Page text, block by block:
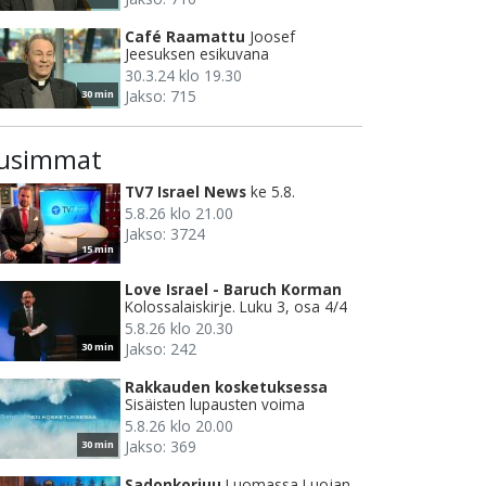
30 min
Café Raamattu Joosef
Jeesuksen esikuvana
30.3.24 klo 19.30
Jakso: 715
15 min
TV7 Israel News ke 5.8.
5.8.26 klo 21.00
Jakso: 3724
30 min
Love Israel - Baruch Korman
Kolossalaiskirje. Luku 3, osa 4/4
5.8.26 klo 20.30
Jakso: 242
30 min
Rakkauden kosketuksessa
Sisäisten lupausten voima
5.8.26 klo 20.00
Jakso: 369